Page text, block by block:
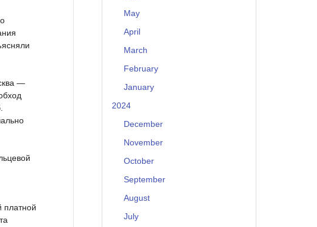
—
платной
May
April
March
February
January
2024
December
November
October
September
August
July